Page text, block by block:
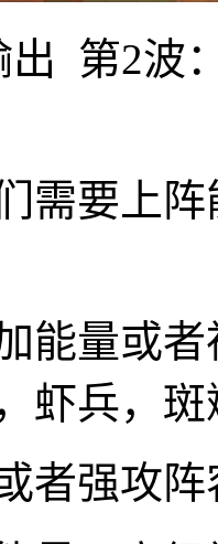
出 第2波
需要上阵
能量或
虾兵，斑
者强攻阵